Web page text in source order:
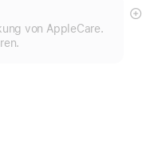
von AppleCare.